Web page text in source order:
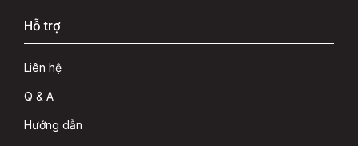
Hỗ trợ
Liên hệ
Q & A
Hướng dẫn